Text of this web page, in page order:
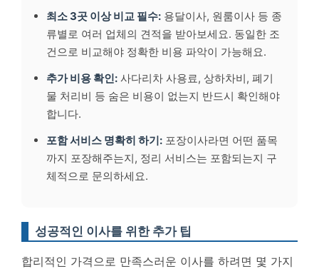
최소 3곳 이상 비교 필수: 용달이사, 원룸이사 등 종
류별로 여러 업체의 견적을 받아보세요. 동일한 조
건으로 비교해야 정확한 비용 파악이 가능해요.
추가 비용 확인: 사다리차 사용료, 상하차비, 폐기
물 처리비 등 숨은 비용이 없는지 반드시 확인해야
합니다.
포함 서비스 명확히 하기: 포장이사라면 어떤 품목
까지 포장해주는지, 정리 서비스는 포함되는지 구
체적으로 문의하세요.
성공적인 이사를 위한 추가 팁
합리적인 가격으로 만족스러운 이사를 하려면 몇 가지